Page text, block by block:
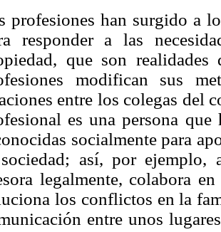
profesiones han surgido a
responder a las
que son realidades
modifican sus
entre los colegas del
es una persona que
socialmente para
así, por ejemplo,
legalmente, colabora
los conflictos en la
entre unos